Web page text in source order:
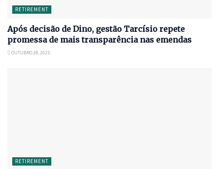
RETIREMENT
Após decisão de Dino, gestão Tarcísio repete
promessa de mais transparência nas emendas
OUTUBRO 28, 2025
RETIREMENT